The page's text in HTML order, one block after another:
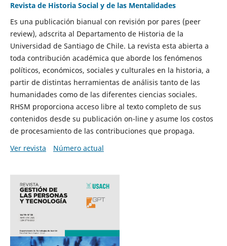
Revista de Historia Social y de las Mentalidades
Es una publicación bianual con revisión por pares (peer
review), adscrita al Departamento de Historia de la
Universidad de Santiago de Chile. La revista esta abierta a
toda contribución académica que aborde los fenómenos
políticos, económicos, sociales y culturales en la historia, a
partir de distintas herramientas de análisis tanto de las
humanidades como de las diferentes ciencias sociales.
RHSM proporciona acceso libre al texto completo de sus
contenidos desde su publicación on-line y asume los costos
de procesamiento de las contribuciones que propaga.
Ver revista
Número actual